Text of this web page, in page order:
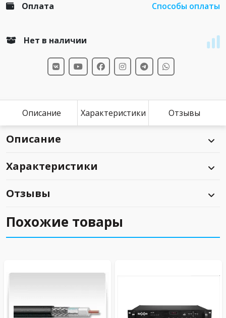
Оплата Способы оплаты
Нет в наличии
Описание Характеристики Отзывы
Описание
Характеристики
Отзывы
Похожие товары